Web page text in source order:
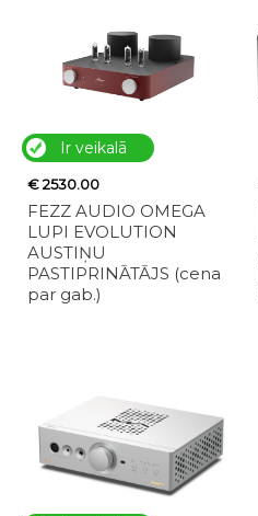
Ir veikalā
€ 2530.00
FEZZ AUDIO OMEGA
LUPI EVOLUTION
AUSTIŅU
PASTIPRINĀTĀJS (cena
par gab.)